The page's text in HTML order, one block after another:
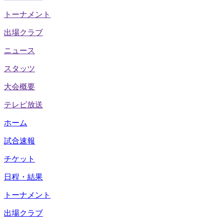
トーナメント
出場クラブ
ニュース
スタッツ
大会概要
テレビ放送
ホーム
試合速報
チケット
日程・結果
トーナメント
出場クラブ